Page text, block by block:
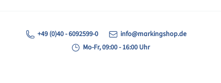
+49 (0)40 - 6092599-0
info@markingshop.de
Mo-Fr, 09:00 - 16:00 Uhr